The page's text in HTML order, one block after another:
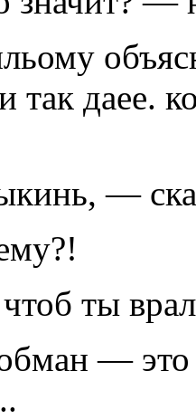
так даее.
—
ты
— это